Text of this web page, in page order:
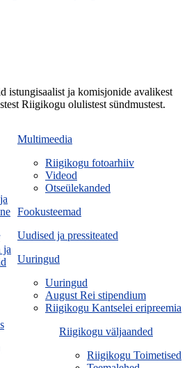
istungisaalist ja komisjonide avalikest
Riigikogu olulistest sündmustest.
Multimeedia
Riigikogu fotoarhiiv
Videod
Otseülekanded
Fookusteemad
Uudised ja pressiteated
Uuringud
Uuringud
August Rei stipendium
Riigikogu Kantselei eripreemia
Riigikogu väljaanded
Riigikogu Toimetised
ja